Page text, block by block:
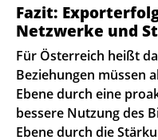
Fazit:
Netzwerke und
Für Österreich heißt
Beziehungen müssen
Ebene durch eine
bessere Nutzung des
Ebene durch die